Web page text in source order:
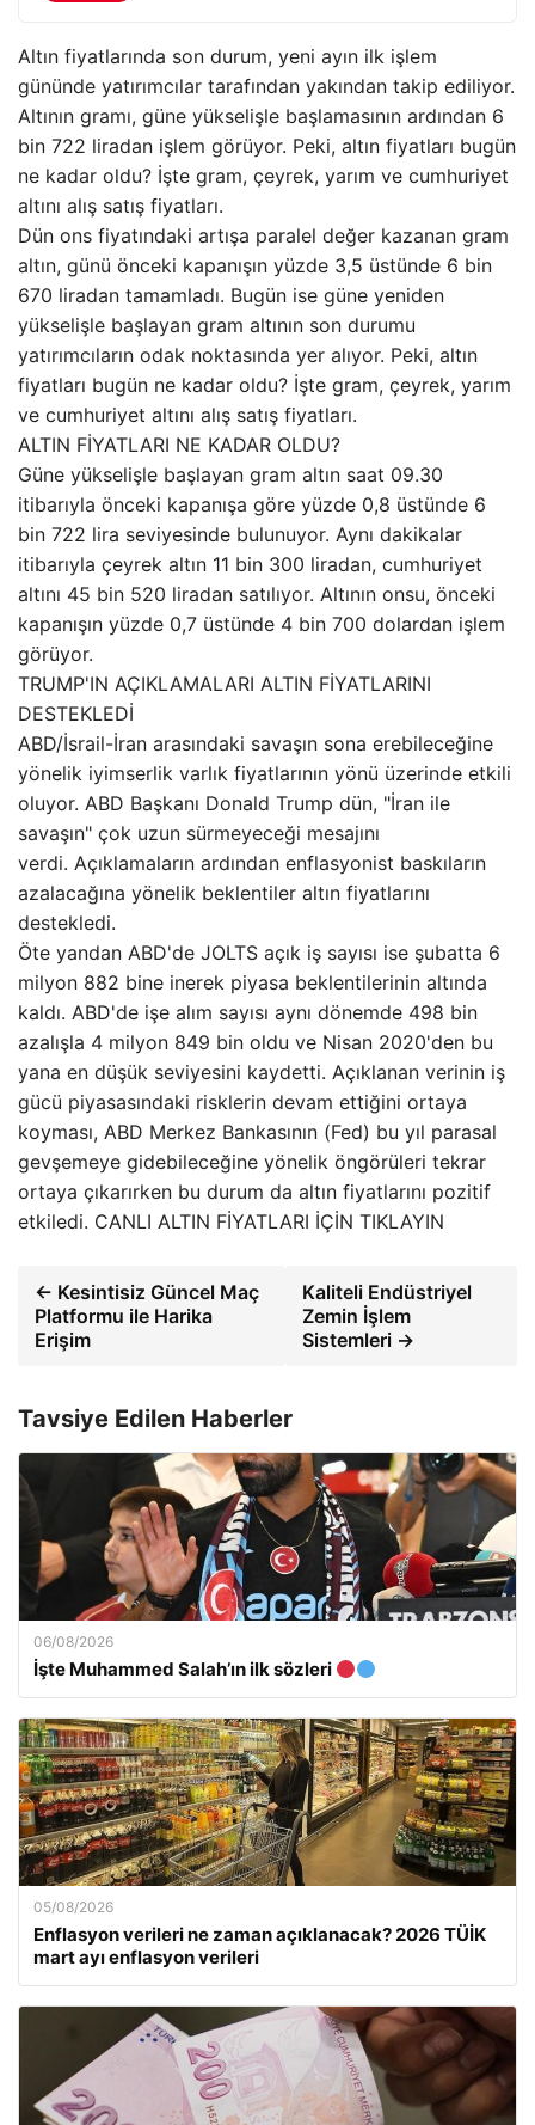
Altın fiyatlarında son durum, yeni ayın ilk işlem
gününde yatırımcılar tarafından yakından takip ediliyor.
Altının gramı, güne yükselişle başlamasının ardından 6
bin 722 liradan işlem görüyor. Peki, altın fiyatları bugün
ne kadar oldu? İşte gram, çeyrek, yarım ve cumhuriyet
altını alış satış fiyatları.
Dün ons fiyatındaki artışa paralel değer kazanan gram
altın, günü önceki kapanışın yüzde 3,5 üstünde 6 bin
670 liradan tamamladı. Bugün ise güne yeniden
yükselişle başlayan gram altının son durumu
yatırımcıların odak noktasında yer alıyor. Peki, altın
fiyatları bugün ne kadar oldu? İşte gram, çeyrek, yarım
ve cumhuriyet altını alış satış fiyatları.
ALTIN FİYATLARI NE KADAR OLDU?
Güne yükselişle başlayan gram altın saat 09.30
itibarıyla önceki kapanışa göre yüzde 0,8 üstünde 6
bin 722 lira seviyesinde bulunuyor. Aynı dakikalar
itibarıyla çeyrek altın 11 bin 300 liradan, cumhuriyet
altını 45 bin 520 liradan satılıyor. Altının onsu, önceki
kapanışın yüzde 0,7 üstünde 4 bin 700 dolardan işlem
görüyor.
TRUMP'IN AÇIKLAMALARI ALTIN FİYATLARINI
DESTEKLEDİ
ABD/İsrail-İran arasındaki savaşın sona erebileceğine
yönelik iyimserlik varlık fiyatlarının yönü üzerinde etkili
oluyor. ABD Başkanı Donald Trump dün, "İran ile
savaşın" çok uzun sürmeyeceği mesajını
verdi. Açıklamaların ardından enflasyonist baskıların
azalacağına yönelik beklentiler altın fiyatlarını
destekledi.
Öte yandan ABD'de JOLTS açık iş sayısı ise şubatta 6
milyon 882 bine inerek piyasa beklentilerinin altında
kaldı. ABD'de işe alım sayısı aynı dönemde 498 bin
azalışla 4 milyon 849 bin oldu ve Nisan 2020'den bu
yana en düşük seviyesini kaydetti. Açıklanan verinin iş
gücü piyasasındaki risklerin devam ettiğini ortaya
koyması, ABD Merkez Bankasının (Fed) bu yıl parasal
gevşemeye gidebileceğine yönelik öngörüleri tekrar
ortaya çıkarırken bu durum da altın fiyatlarını pozitif
etkiledi. CANLI ALTIN FİYATLARI İÇİN TIKLAYIN
← Kesintisiz Güncel Maç
Platformu ile Harika
Erişim
Kaliteli Endüstriyel
Zemin İşlem
Sistemleri →
Tavsiye Edilen Haberler
06/08/2026
İşte Muhammed Salah’ın ilk sözleri
05/08/2026
Enflasyon verileri ne zaman açıklanacak? 2026 TÜİK
mart ayı enflasyon verileri